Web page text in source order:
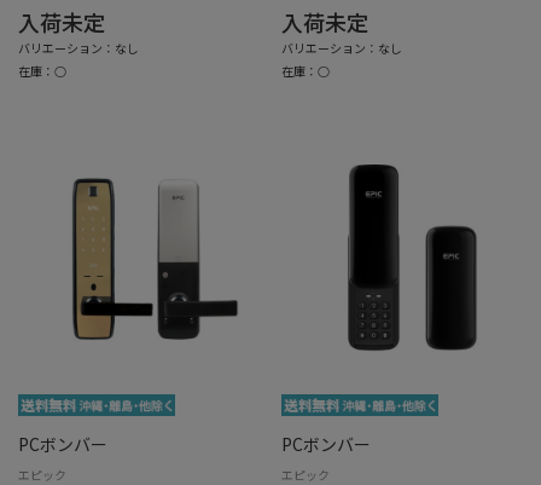
入荷未定
バリエーション：なし
在庫：○
入荷未定
バリエーション：なし
在庫：○
PCボンバー
エピック
PCボンバー
エピック